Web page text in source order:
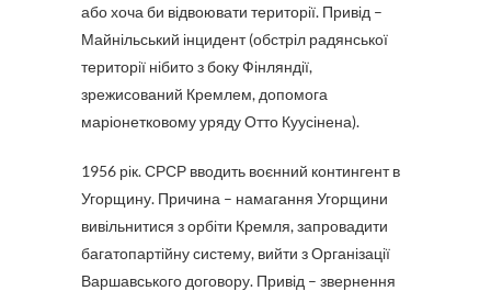
або хоча би відвоювати території. Привід –
Майнільський інцидент (обстріл радянської
території нібито з боку Фінляндії,
зрежисований Кремлем, допомога
маріонетковому уряду Отто Куусінена).
1956 рік. СРСР вводить воєнний контингент в
Угорщину. Причина – намагання Угорщини
вивільнитися з орбіти Кремля, запровадити
багатопартійну систему, вийти з Організації
Варшавського договору. Привід – звернення